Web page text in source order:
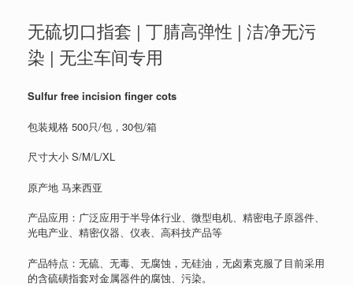
无硫切口指套 | 丁腈高弹性 | 洁净无污
染 | 无尘车间专用
Sulfur free incision finger cots
包装规格 500只/包，30包/箱
尺寸大小 S/M/L/XL
原产地 马来西亚
产品应用：广泛应用于半导体行业、微型电机、精密电子原器件、
光电产业、精密仪器、仪表、高科技产品等
产品特点：无硫、无毒、无腐蚀，无硅油，无卤素克服了目前采用
的含硫磺指套对金属器件的腐蚀、污染。